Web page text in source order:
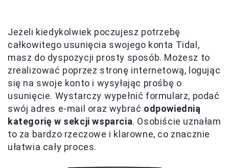
Jeżeli kiedykolwiek poczujesz potrzebę
całkowitego usunięcia swojego konta Tidal,
masz do dyspozycji prosty sposób. Możesz to
zrealizować poprzez stronę internetową, logując
się na swoje konto i wysyłając prośbę o
usunięcie. Wystarczy wypełnić formularz, podać
swój adres e-mail oraz wybrać odpowiednią
kategorię w sekcji wsparcia. Osobiście uznałam
to za bardzo rzeczowe i klarowne, co znacznie
ułatwia cały proces.